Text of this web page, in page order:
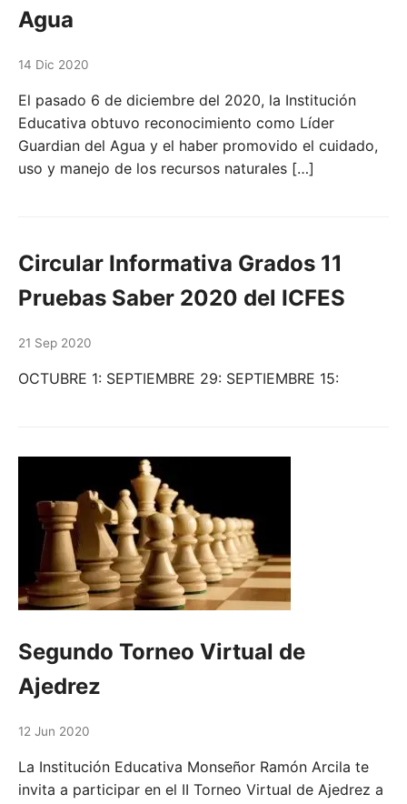
Agua
14 Dic 2020
El pasado 6 de diciembre del 2020, la Institución
Educativa obtuvo reconocimiento como Líder
Guardian del Agua y el haber promovido el cuidado,
uso y manejo de los recursos naturales […]
Circular Informativa Grados 11
Pruebas Saber 2020 del ICFES
21 Sep 2020
OCTUBRE 1: SEPTIEMBRE 29: SEPTIEMBRE 15:
Segundo Torneo Virtual de
Ajedrez
12 Jun 2020
La Institución Educativa Monseñor Ramón Arcila te
invita a participar en el II Torneo Virtual de Ajedrez a